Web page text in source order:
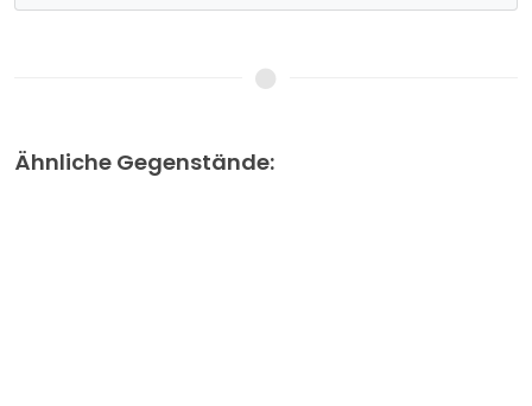
Ähnliche Gegenstände: